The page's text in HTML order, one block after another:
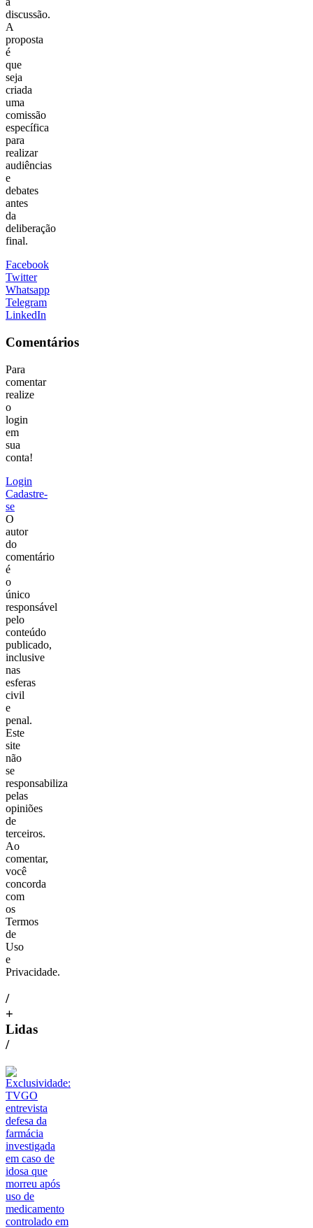
discussão.
A
proposta
é
que
seja
criada
uma
comissão
específica
para
realizar
audiências
e
debates
antes
da
deliberação
final.
Facebook
Twitter
Whatsapp
Telegram
LinkedIn
Comentários
Para
comentar
realize
o
login
em
sua
conta!
Login
Cadastre-
se
O
autor
do
comentário
é
o
único
responsável
pelo
conteúdo
publicado,
inclusive
nas
esferas
civil
e
penal.
Este
site
não
se
responsabiliza
pelas
opiniões
de
terceiros.
Ao
comentar,
você
concorda
com
os
Termos
de
Uso
e
Privacidade.
/
+
Lidas
/